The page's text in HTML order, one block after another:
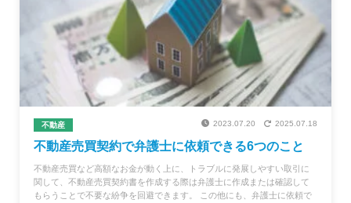
不動産 2023.07.20 2025.07.18
不動産売買契約で弁護士に依頼できる6つのこと
不動産売買など高額なお金が動く上に、トラブルに発展しやすい取引に
関して、不動産売買契約書を作成する際は弁護士に作成または確認して
もらうことで不要な紛争を回避できます。 この他にも、弁護士に依頼で